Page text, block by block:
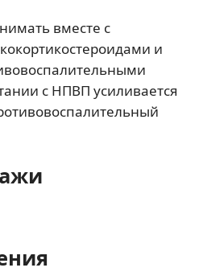
вместе с
и
с НПВП усиливается